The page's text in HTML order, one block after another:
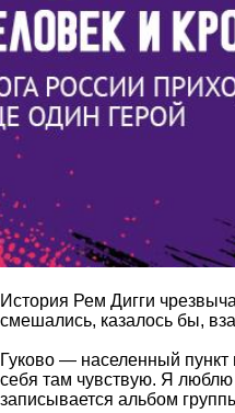
История Рем Дигги
смешались, казалось бы,
Гуково — населенный
себя там чувствую. Я
записывается альбом